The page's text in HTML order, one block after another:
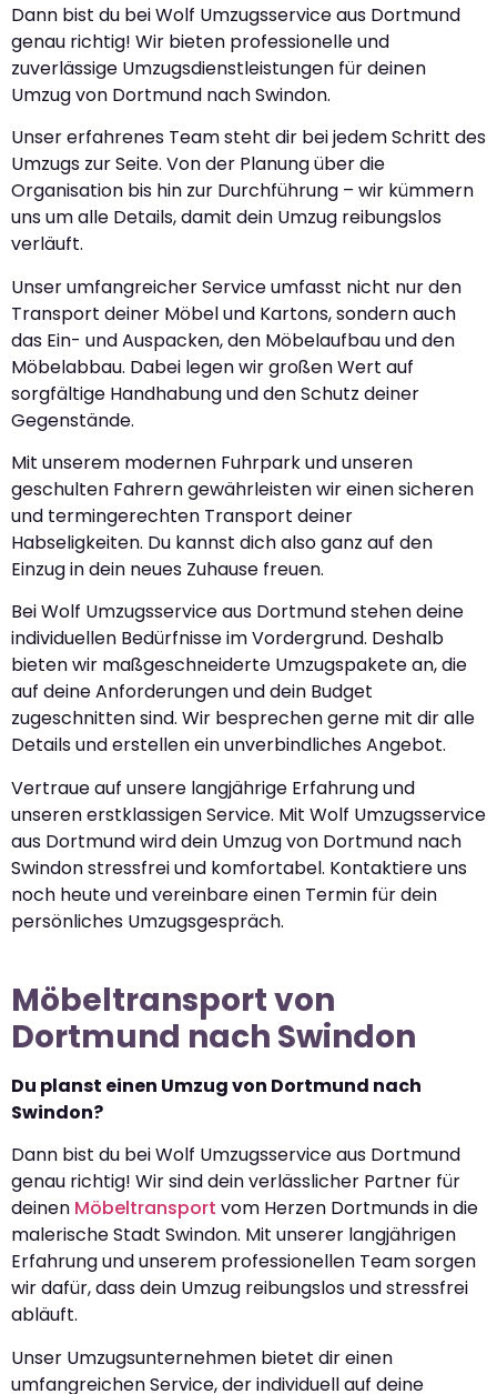
Dann bist du bei Wolf Umzugsservice aus Dortmund
genau richtig! Wir bieten professionelle und
zuverlässige Umzugsdienstleistungen für deinen
Umzug von Dortmund nach Swindon.
Unser erfahrenes Team steht dir bei jedem Schritt des
Umzugs zur Seite. Von der Planung über die
Organisation bis hin zur Durchführung – wir kümmern
uns um alle Details, damit dein Umzug reibungslos
verläuft.
Unser umfangreicher Service umfasst nicht nur den
Transport deiner Möbel und Kartons, sondern auch
das Ein- und Auspacken, den Möbelaufbau und den
Möbelabbau. Dabei legen wir großen Wert auf
sorgfältige Handhabung und den Schutz deiner
Gegenstände.
Mit unserem modernen Fuhrpark und unseren
geschulten Fahrern gewährleisten wir einen sicheren
und termingerechten Transport deiner
Habseligkeiten. Du kannst dich also ganz auf den
Einzug in dein neues Zuhause freuen.
Bei Wolf Umzugsservice aus Dortmund stehen deine
individuellen Bedürfnisse im Vordergrund. Deshalb
bieten wir maßgeschneiderte Umzugspakete an, die
auf deine Anforderungen und dein Budget
zugeschnitten sind. Wir besprechen gerne mit dir alle
Details und erstellen ein unverbindliches Angebot.
Vertraue auf unsere langjährige Erfahrung und
unseren erstklassigen Service. Mit Wolf Umzugsservice
aus Dortmund wird dein Umzug von Dortmund nach
Swindon stressfrei und komfortabel. Kontaktiere uns
noch heute und vereinbare einen Termin für dein
persönliches Umzugsgespräch.
Möbeltransport von
Dortmund nach Swindon
Du planst einen Umzug von Dortmund nach
Swindon?
Dann bist du bei Wolf Umzugsservice aus Dortmund
genau richtig! Wir sind dein verlässlicher Partner für
deinen Möbeltransport vom Herzen Dortmunds in die
malerische Stadt Swindon. Mit unserer langjährigen
Erfahrung und unserem professionellen Team sorgen
wir dafür, dass dein Umzug reibungslos und stressfrei
abläuft.
Unser Umzugsunternehmen bietet dir einen
umfangreichen Service, der individuell auf deine